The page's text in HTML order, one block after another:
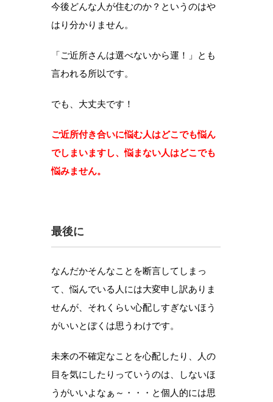
今後どんな人が住むのか？というのはや
はり分かりません。
「ご近所さんは選べないから運！」とも
言われる所以です。
でも、大丈夫です！
ご近所付き合いに悩む人はどこでも悩ん
でしまいますし、悩まない人はどこでも
悩みません。
最後に
なんだかそんなことを断言してしまっ
て、悩んでいる人には大変申し訳ありま
せんが、それくらい心配しすぎないほう
がいいとぼくは思うわけです。
未来の不確定なことを心配したり、人の
目を気にしたりっていうのは、しないほ
うがいいよなぁ～・・・と個人的には思